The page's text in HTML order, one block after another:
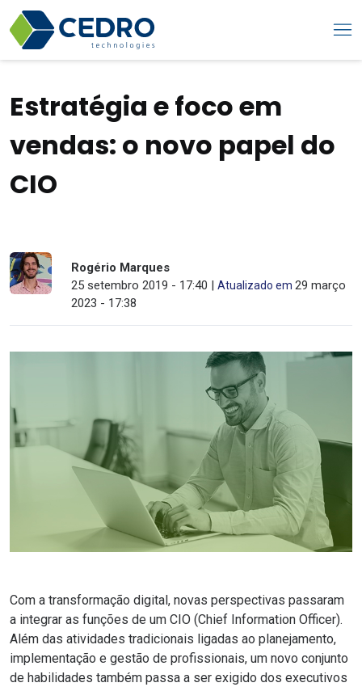
Estratégia e foco em
vendas: o novo papel do
CIO
Rogério Marques
25 setembro 2019 - 17:40 |Atualizado em29 março
2023 - 17:38
Com a transformação digital, novas perspectivas passaram
a integrar as funções de um CIO (Chief Information Officer).
Além das atividades tradicionais ligadas ao planejamento,
implementação e gestão de profissionais, um novo conjunto
de habilidades também passa a ser exigido dos executivos